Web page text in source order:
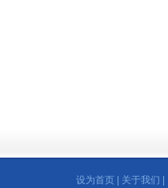
设为首页 关于我们